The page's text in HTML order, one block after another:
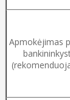
Apmokėjimas